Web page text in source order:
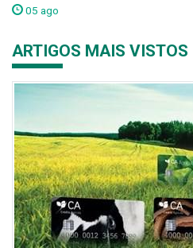
05 ago
ARTIGOS MAIS VISTOS